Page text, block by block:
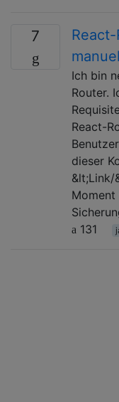
7
Ich bin
Router.
React-
dieser
&lt;Link/
131